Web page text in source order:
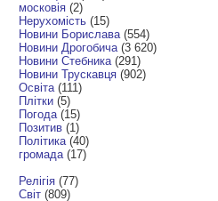
московія (2)
Нерухомість (15)
Новини Борислава (554)
Новини Дрогобича (3 620)
Новини Стебника (291)
Новини Трускавця (902)
Освіта (111)
Плітки (5)
Погода (15)
Позитив (1)
Політика (40)
громада (17)
Релігія (77)
Світ (809)